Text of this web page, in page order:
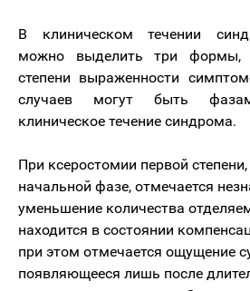
В клиническом течении
можно выделить три формы,
степени выраженности
случаев могут быть
клиническое течение синдрома.
При ксеростомии первой
начальной фазе, отмечается
уменьшение количества
находится в состоянии
при этом отмечается ощущение
появляющееся лишь после